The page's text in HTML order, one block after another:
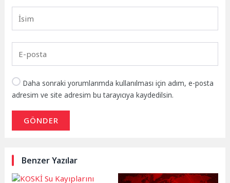
Daha sonraki yorumlarımda kullanılması için adım, e-posta
adresim ve site adresim bu tarayıcıya kaydedilsin.
GÖNDER
Benzer Yazılar